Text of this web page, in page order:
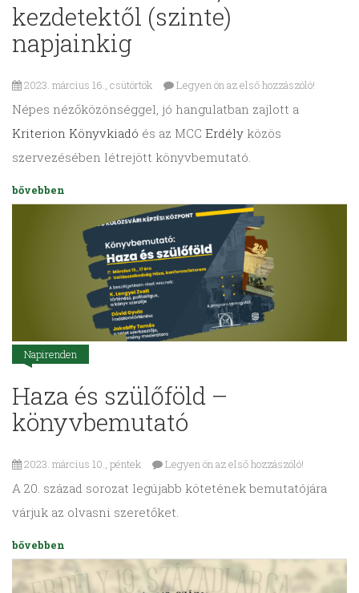
kezdetektől (szinte)
napjainkig
2023. március 16., csütörtök Legyen ön az első hozzászóló!
Népes nézőközönséggel, jó hangulatban zajlott a
Kriterion Könyvkiadó és az MCC Erdély közös
szervezésében létrejött könyvbemutató.
bővebben
Napirenden
Haza és szülőföld –
könyvbemutató
2023. március 10., péntek Legyen ön az első hozzászóló!
A 20. század sorozat legújabb kötetének bemutatójára
várjuk az olvasni szeretőket.
bővebben